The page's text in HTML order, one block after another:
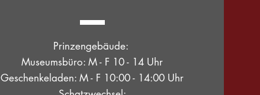
Prinzengebäude:
Museumsbüro: M - F 10 - 14 Uhr
Geschenkeladen: M - F 10:00 - 14:00 Uhr